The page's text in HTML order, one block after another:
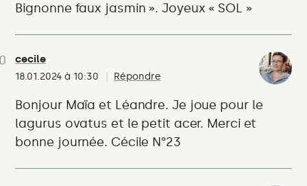
Bignonne faux jasmin ». Joyeux « SOL »
cecile
18.01.2024 à 10:30 Répondre
Bonjour Maïa et Léandre. Je joue pour le
lagurus ovatus et le petit acer. Merci et
bonne journée. Cécile N°23